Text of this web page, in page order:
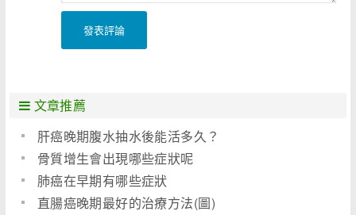
發表評論
文章推薦
肝癌晚期腹水抽水後能活多久？
骨質增生會出現哪些症狀呢
肺癌在早期有哪些症狀
直腸癌晚期最好的治療方法(圖)